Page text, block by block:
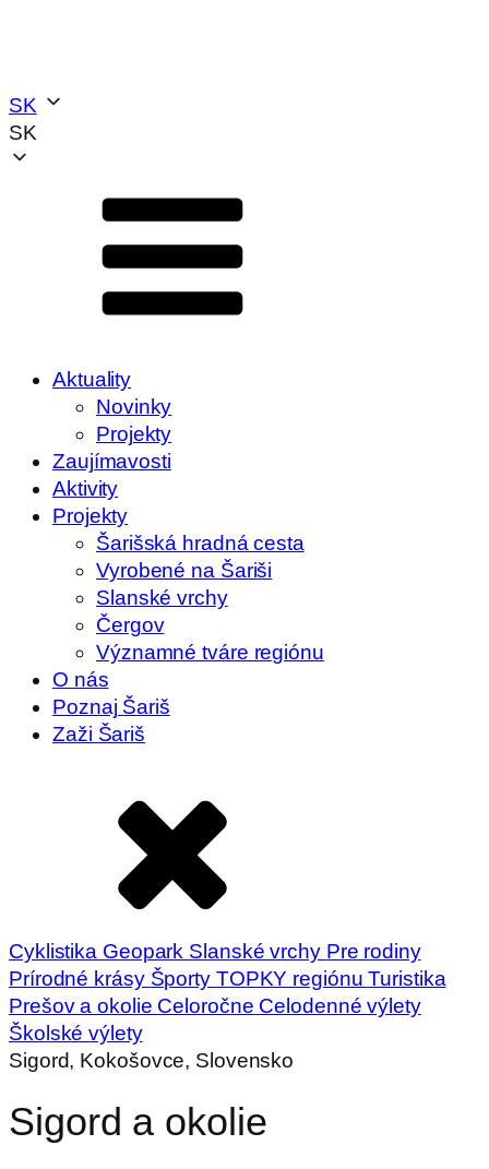
SK
SK
Aktuality
Novinky
Projekty
Zaujímavosti
Aktivity
Projekty
Šarišská hradná cesta
Vyrobené na Šariši
Slanské vrchy
Čergov
Významné tváre regiónu
O nás
Poznaj Šariš
Zaži Šariš
Cyklistika Geopark Slanské vrchy Pre rodiny
Prírodné krásy Športy TOPKY regiónuTuristika
Prešov a okolie Celoročne Celodenné výlety
Školské výlety
Sigord, Kokošovce, Slovensko
Sigord a okolie